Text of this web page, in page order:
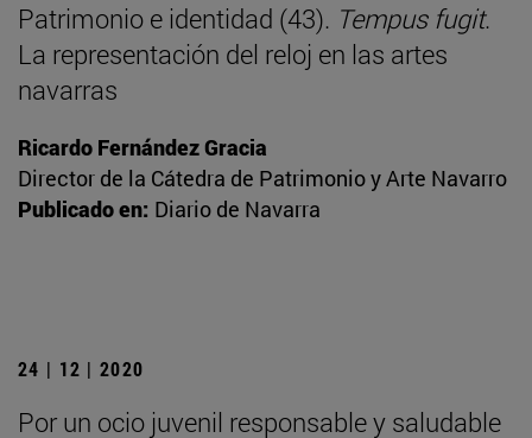
Patrimonio e identidad (43). Tempus fugit.
La representación del reloj en las artes
navarras
Ricardo Fernández Gracia
Director de la Cátedra de Patrimonio y Arte Navarro
Publicado en: Diario de Navarra
24 | 12 | 2020
Por un ocio juvenil responsable y saludable